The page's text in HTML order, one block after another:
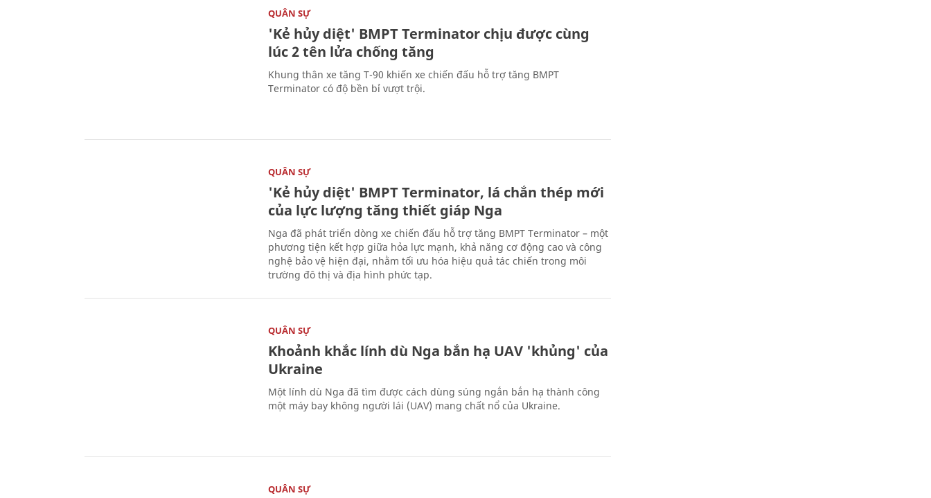
QUÂN SỰ
'Kẻ hủy diệt' BMPT Terminator chịu được cùng
lúc 2 tên lửa chống tăng
Khung thân xe tăng T-90 khiến xe chiến đấu hỗ trợ tăng BMPT
Terminator có độ bền bỉ vượt trội.
QUÂN SỰ
'Kẻ hủy diệt' BMPT Terminator, lá chắn thép mới
của lực lượng tăng thiết giáp Nga
Nga đã phát triển dòng xe chiến đấu hỗ trợ tăng BMPT Terminator – một
phương tiện kết hợp giữa hỏa lực mạnh, khả năng cơ động cao và công
nghệ bảo vệ hiện đại, nhằm tối ưu hóa hiệu quả tác chiến trong môi
trường đô thị và địa hình phức tạp.
QUÂN SỰ
Khoảnh khắc lính dù Nga bắn hạ UAV 'khủng' của
Ukraine
Một lính dù Nga đã tìm được cách dùng súng ngắn bắn hạ thành công
một máy bay không người lái (UAV) mang chất nổ của Ukraine.
QUÂN SỰ